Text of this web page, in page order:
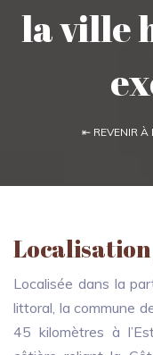
la ville
⇤ REVENIR À
Localisée dans la
littoral, la commune
45 kilomètres à